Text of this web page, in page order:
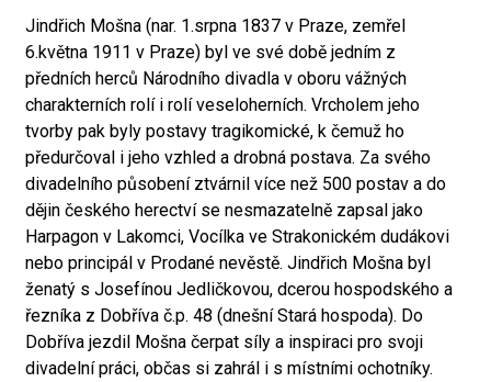
Jindřich Mošna (nar. 1.srpna 1837 v Praze, zemřel
6.května 1911 v Praze) byl ve své době jedním z
předních herců Národního divadla v oboru vážných
charakterních rolí i rolí veseloherních. Vrcholem jeho
tvorby pak byly postavy tragikomické, k čemuž ho
předurčoval i jeho vzhled a drobná postava. Za svého
divadelního působení ztvárnil více než 500 postav a do
dějin českého herectví se nesmazatelně zapsal jako
Harpagon v Lakomci, Vocílka ve Strakonickém dudákovi
nebo principál v Prodané nevěstě. Jindřich Mošna byl
ženatý s Josefínou Jedličkovou, dcerou hospodského a
řezníka z Dobříva č.p. 48 (dnešní Stará hospoda). Do
Dobříva jezdil Mošna čerpat síly a inspiraci pro svoji
divadelní práci, občas si zahrál i s místními ochotníky.